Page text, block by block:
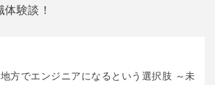
地方でエンジニアになるという選択肢 ～未